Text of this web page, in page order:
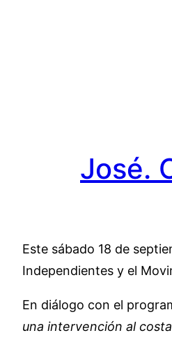
José.
Este sábado 18 de
Independientes y el
En diálogo con el
una intervención al